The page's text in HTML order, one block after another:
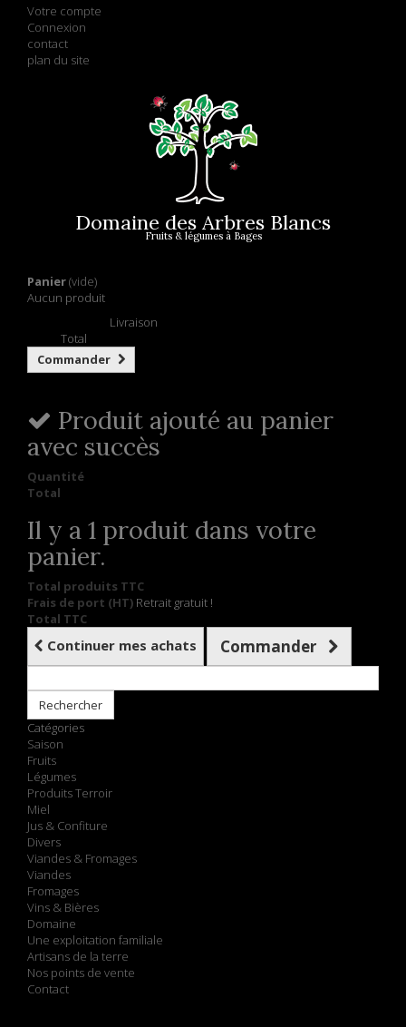
Votre compte
Connexion
contact
plan du site
Domaine des Arbres Blancs
Fruits & légumes à Bages
Panier(vide)
Aucun produit
Livraison
Total
Commander
Produit ajouté au panier
avec succès
Quantité
Total
Il y a 1 produit dans votre
panier.
Total produits TTC
Frais de port (HT) Retrait gratuit !
Total TTC
Continuer mes achats Commander
Rechercher
Catégories
Saison
Fruits
Légumes
Produits Terroir
Miel
Jus & Confiture
Divers
Viandes & Fromages
Viandes
Fromages
Vins & Bières
Domaine
Une exploitation familiale
Artisans de la terre
Nos points de vente
Contact